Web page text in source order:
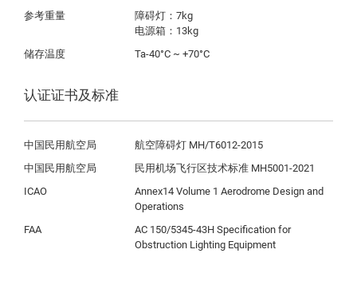
参考重量
障碍灯：7kg
电源箱：13kg
储存温度
Ta-40°C ~ +70°C
认证证书及标准
中国民用航空局
航空障碍灯 MH/T6012-2015
中国民用航空局
民用机场飞行区技术标准 MH5001-2021
ICAO
Annex14 Volume 1 Aerodrome Design and
Operations
FAA
AC 150/5345-43H Specification for
Obstruction Lighting Equipment